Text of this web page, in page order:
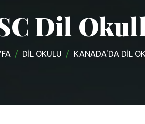
Dil
DIL OKULU KANADA'DA DIL